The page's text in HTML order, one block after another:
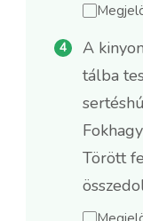
A
tálba
Törött